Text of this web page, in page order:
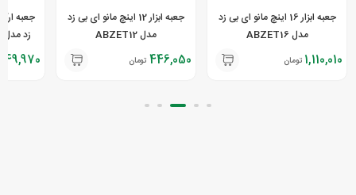
جعبه ابزار 16 اینچ مانو ای بی زد
مدل ABZET16
1,110,010 تومان
جعبه ابزار 12 اینچ مانو ای بی زد
مدل ABZET12
446,050 تومان
جعبه
زد مدل ABZCB02 سایز بزرگ